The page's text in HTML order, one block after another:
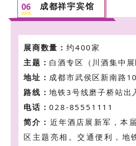
06 成都祥宇宾馆
展商数量： 约400家
主题： 白酒专区（川酒集中展
地址： 成都市武侯区新南路
路线：地铁3号线磨子桥站出
电话：028-85551111
简介： 近年酒店展新军，本
区主题亮相。交通便利，地